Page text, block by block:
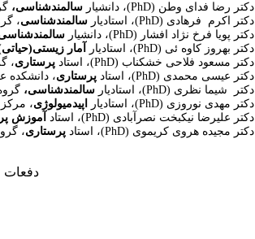
دکتر رضا فدای وطن (PhD) ، دانشیار سالمندشناسی،
دکتر اکرم فرهادی (PhD) ، استادیار سالمندشناسی،
دکتر پویا فرخ نژاد افشار (PhD) ، دانشیار
دکتر بهروز کاوه ئی (PhD) ، استادیار آمار
دکتر مسعود فلاحی خشکناب (PhD) ، استاد پرستاری،
دکتر عیسی محمدی (PhD) ، استاد پرستاری، دانشکده
دکتر شیما نظری (PhD) ، استادیار سالمندشناسی،
دکتر مهدی نوروزی (PhD) ، استادیار اپیدمیولوژی،
دکتر علیرضا نیکبخت نصرآبادی (PhD) ، استاد آموزش
دکتر مجیده هروی کریموی (PhD) ، استاد پرستاری،
دفعات